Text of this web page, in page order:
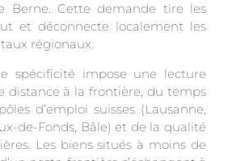
Berne. Cette demande tire les
et déconnecte localement les
régionaux.
spécificité impose une lecture
distance à la frontière, du temps
d’emploi suisses (Lausanne,
de-Fonds, Bâle) et de la qualité
Les biens situés à moins de